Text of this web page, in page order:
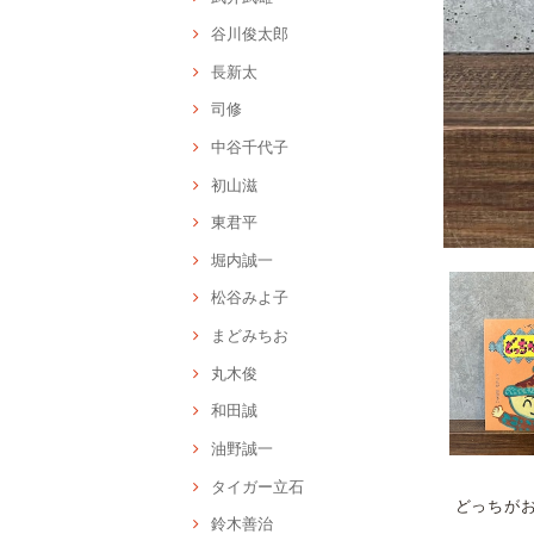
谷川俊太郎
長新太
司修
中谷千代子
初山滋
東君平
堀内誠一
松谷みよ子
まどみちお
丸木俊
和田誠
油野誠一
タイガー立石
鈴木善治
どっちが